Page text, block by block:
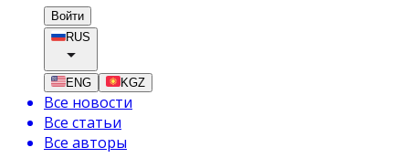
Войти
RUS
ENG KGZ
Все новости
Все статьи
Все авторы